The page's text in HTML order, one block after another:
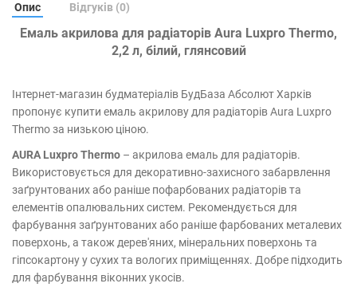
Опис Відгуків (0)
Емаль акрилова для радіаторів Aura Luxpro Thermo,
2,2 л, білий, глянсовий
Інтернет-магазин будматеріалів БудБаза Абсолют Харків
пропонує купити емаль акрилову для радіаторів Aura Luxpro
Thermo за низькою ціною.
AURA Luxpro Thermo – акрилова емаль для радіаторів.
Використовується для декоративно-захисного забарвлення
заґрунтованих або раніше пофарбованих радіаторів та
елементів опалювальних систем. Рекомендується для
фарбування заґрунтованих або раніше фарбованих металевих
поверхонь, а також дерев'яних, мінеральних поверхонь та
гіпсокартону у сухих та вологих приміщеннях. Добре підходить
для фарбування віконних укосів.